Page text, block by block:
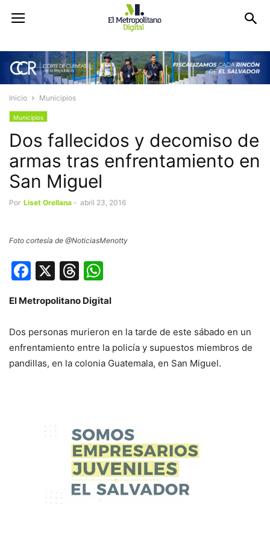
Inicio Municipios
Municipios
Dos fallecidos y decomiso de
armas tras enfrentamiento en
San Miguel
Por Liset Orellana - abril 23, 2016
Foto cortesía de @NoticiasMenotty
Facebook
X Threads
El Metropolitano Digital
Dos personas murieron en la tarde de este sábado en un
enfrentamiento entre la policía y supuestos miembros de
pandillas, en la colonia Guatemala, en San Miguel.